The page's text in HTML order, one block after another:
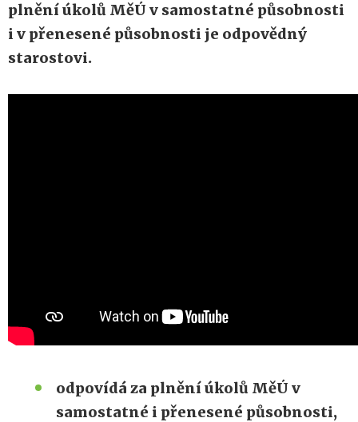
plnění úkolů MěÚ v samostatné působnosti
i v přenesené působnosti je odpovědný
starostovi.
odpovídá za plnění úkolů MěÚ v
samostatné i přenesené působnosti,